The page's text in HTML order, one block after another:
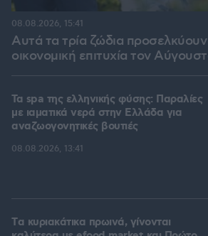
Αυτά τα τρία ζώδια
οικονομική επιτυχία τον
08.08.2026, 15:41
Τα spa της ελληνικής φύσης: Παραλίες
με ιαματικά νερά στην Ελλάδα για
αναζωογονητικές βουτιές
08.08.2026, 13:41
Tα κυριακάτικα πρωινά, γίνονται